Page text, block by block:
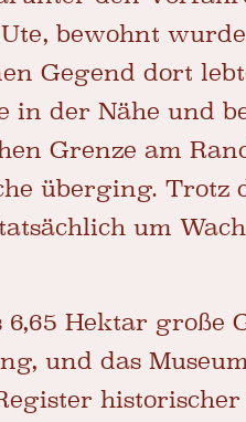
bewohnt
Gegend dort
in der Nähe und
Grenze am
überging. Trotz
um
Hektar große
und das
historischer